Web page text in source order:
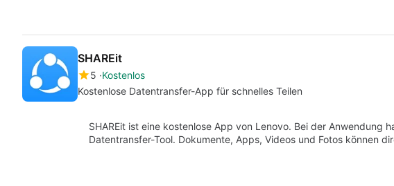
SHAREit
5 Kostenlos
Kostenlose Datentransfer-App für schnelles Teilen
SHAREit ist eine kostenlose App von Lenovo. Bei der Anwendung
Datentransfer-Tool. Dokumente, Apps, Videos und Fotos können